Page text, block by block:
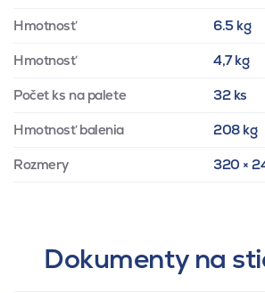
Hmotnosť 6.5 kg
Hmotnosť 4,7 kg
Počet ks na palete 32 ks
Hmotnosť balenia 208 kg
Rozmery 320 ×
Dokumenty na